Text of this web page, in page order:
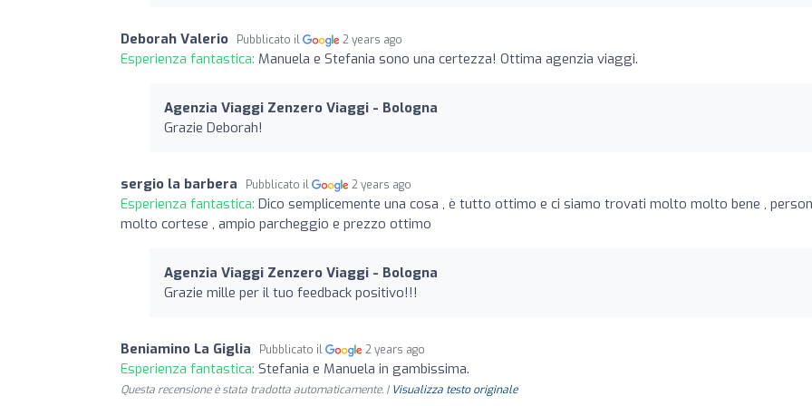
Deborah Valerio Pubblicato il 2 years ago
Esperienza fantastica: Manuela e Stefania sono una certezza! Ottima agenzia viaggi.
Agenzia Viaggi Zenzero Viaggi - Bologna
Grazie Deborah!
sergio la barbera Pubblicato il 2 years ago
Esperienza fantastica: Dico semplicemente una cosa , è tutto ottimo e ci siamo trovati molto molto bene ,
molto cortese , ampio parcheggio e prezzo ottimo
Agenzia Viaggi Zenzero Viaggi - Bologna
Grazie mille per il tuo feedback positivo!!!
Beniamino La Giglia Pubblicato il 2 years ago
Esperienza fantastica: Stefania e Manuela in gambissima.
Questa recensione è stata tradotta automaticamente. | Visualizza testo originale